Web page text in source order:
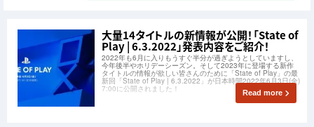
大量14タイトルの新情報が公開！「State of
Play | 6.3.2022」発表内容をご紹介！
2022年も6月に入りもうすぐ半分が過ぎようとしていますし、
今年後半やホリデーシーズン。そして2023年に登場する新作
タイトルの情報が欲しい皆さんのために「State of Play」の最
新回「State of Play | 6.3.2022」が日本時間2022年6月3日(金)
7:00に公開されました！ Read more